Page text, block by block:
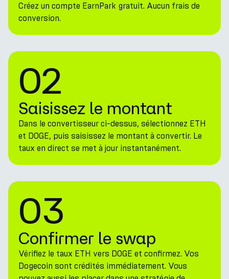
Créez un compte EarnPark gratuit. Aucun frais de
conversion.
02
Saisissez le montant
Dans le convertisseur ci-dessus, sélectionnez ETH
et DOGE, puis saisissez le montant à convertir. Le
taux en direct se met à jour instantanément.
03
Confirmer le swap
Vérifiez le taux ETH vers DOGE et confirmez. Vos
Dogecoin sont crédités immédiatement. Vous